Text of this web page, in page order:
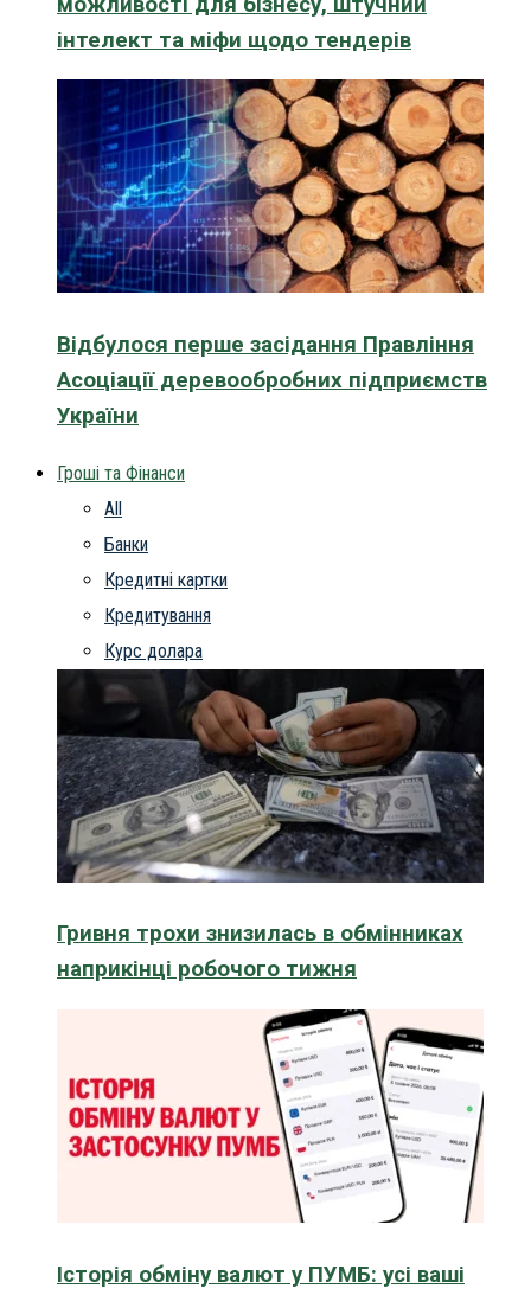
інтелект та міфи щодо тендерів
Відбулося перше засідання Правління
Асоціації деревообробних підприємств
України
Гроші та Фінанси
All
Банки
Кредитні картки
Кредитування
Курс долара
Гривня трохи знизилась в обмінниках
наприкінці робочого тижня
Історія обміну валют у ПУМБ: усі ваші